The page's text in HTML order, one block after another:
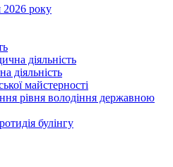
2026 року
діяльність
діяльність
майстерності
рівня володіння державною
булінгу